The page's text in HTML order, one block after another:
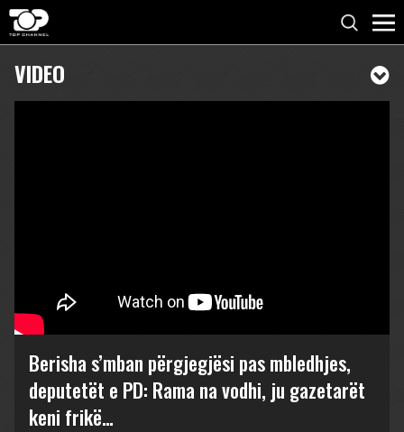
VIDEO
Berisha s’mban përgjegjësi pas mbledhjes,
deputetët e PD: Rama na vodhi, ju gazetarët
keni frikë…